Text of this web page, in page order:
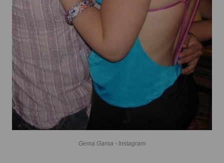
Gema Garoa - Instagram